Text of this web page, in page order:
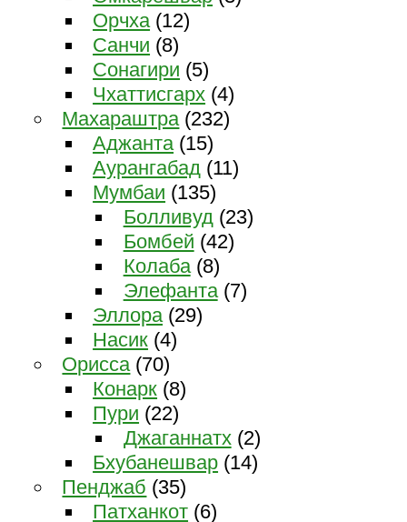
Орчха(12)
Санчи (8)
Сонагири (5)
Чхаттисгарх (4)
Махараштра(232)
Аджанта(15)
Аурангабад (11)
Мумбаи (135)
Болливуд(23)
Бомбей (42)
Колаба(8)
Элефанта(7)
Эллора(29)
Насик (4)
Орисса(70)
Конарк (8)
Пури (22)
Джаганнатх(2)
Бхубанешвар (14)
Пенджаб (35)
Патханкот (6)